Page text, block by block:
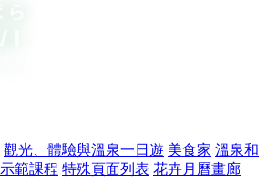
觀光、體驗與溫泉一日遊 美食家 溫泉和
示範課程 特殊頁面列表 花卉月曆畫廊